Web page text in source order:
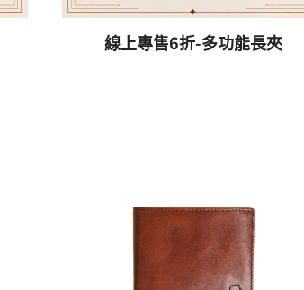
線上專售6折-多功能長夾